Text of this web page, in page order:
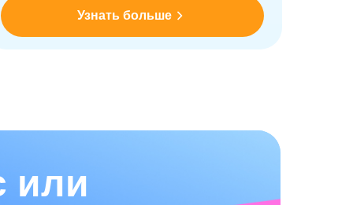
Узнать больше
или